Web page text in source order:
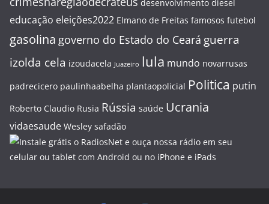
desenvolvimento diesel
educação eleições2022 Elmano de Freitas famosos futebol
gasolina governo do Estado do Ceará guerra
izolda cela izoudacela Juazeiro lula mundo novarrusas
padrecicero paulinhaabelha plantaopolicial Politica putin
Roberto Claudio Rusia Rússia saúde Ucrania
vidaesaude Wesley safadão